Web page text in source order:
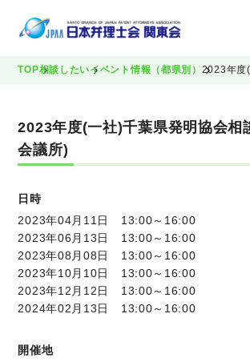
TOP相談したいイベント情報（都県別） 2023年度
2023年度(一社)千葉県発明協会相
会議所)
日時
2023年04月11日 13:00～16:00
2023年06月13日 13:00～16:00
2023年08月08日 13:00～16:00
2023年10月10日 13:00～16:00
2023年12月12日 13:00～16:00
2024年02月13日 13:00～16:00
開催地